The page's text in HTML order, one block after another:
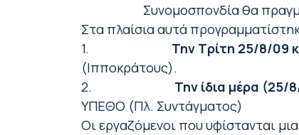
Συνομοσπονδία θα
Στα πλαίσια αυτά
1.
Την Τρίτη 25/8/09
(Ιπποκράτους).
2.
Την ίδια μέρα (25/
ΥΠΕΘΟ (Πλ. Συντάγματος)
Οι εργαζόμενοι που υφίστανται